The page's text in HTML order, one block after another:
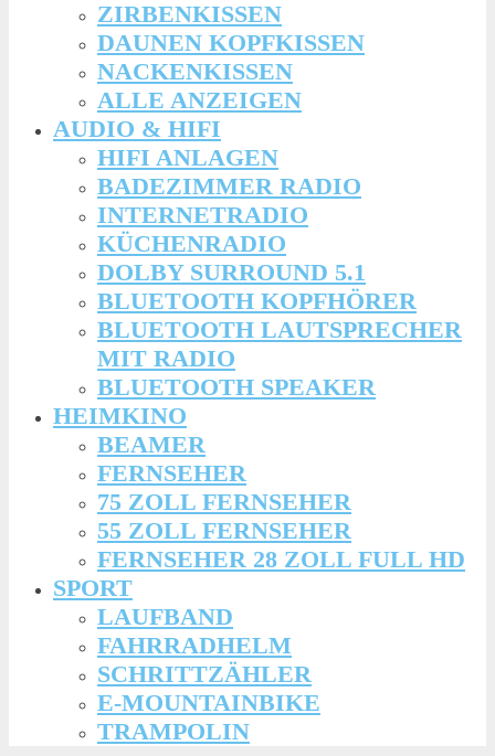
ZIRBENKISSEN
DAUNEN KOPFKISSEN
NACKENKISSEN
ALLE ANZEIGEN
AUDIO & HIFI
HIFI ANLAGEN
BADEZIMMER RADIO
INTERNETRADIO
KÜCHENRADIO
DOLBY SURROUND 5.1
BLUETOOTH KOPFHÖRER
BLUETOOTH LAUTSPRECHER
MIT RADIO
BLUETOOTH SPEAKER
HEIMKINO
BEAMER
FERNSEHER
75 ZOLL FERNSEHER
55 ZOLL FERNSEHER
FERNSEHER 28 ZOLL FULL HD
SPORT
LAUFBAND
FAHRRADHELM
SCHRITTZÄHLER
E-MOUNTAINBIKE
TRAMPOLIN